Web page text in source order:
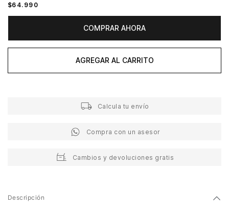
$64. 990
COMPRAR AHORA
AGREGAR AL CARRITO
Calcula tu envío
Compra con un asesor
Cambios y devoluciones gratis
Descripción